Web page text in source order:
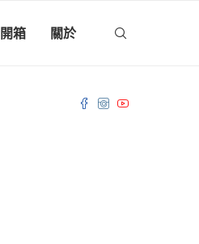
開箱 關於